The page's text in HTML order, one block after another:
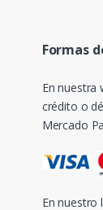
Formas
En nuestra
crédito o
Mercado
En nuestro